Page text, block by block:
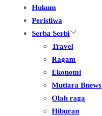
Hukum
Peristiwa
Serba Serbi
Travel
Ragam
Ekonomi
Mutiara Bnews
Olah raga
Hiburan